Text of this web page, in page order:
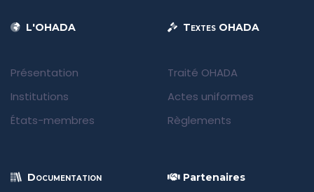
L'OHADA
Présentation
Institutions
États-membres
Textes OHADA
Traité OHADA
Actes uniformes
Règlements
Documentation Partenaires